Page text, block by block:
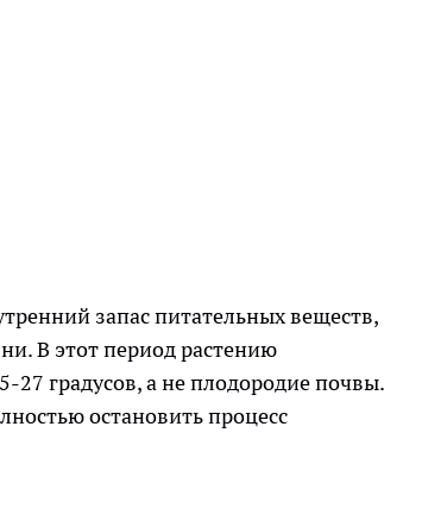
запас питательных веществ,
В этот период растению
27 градусов, а не плодородие почвы.
остановить процесс